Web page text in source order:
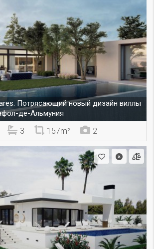
Потрясающий новый дизайн виллы
де-Альмуния
3 157m² 2